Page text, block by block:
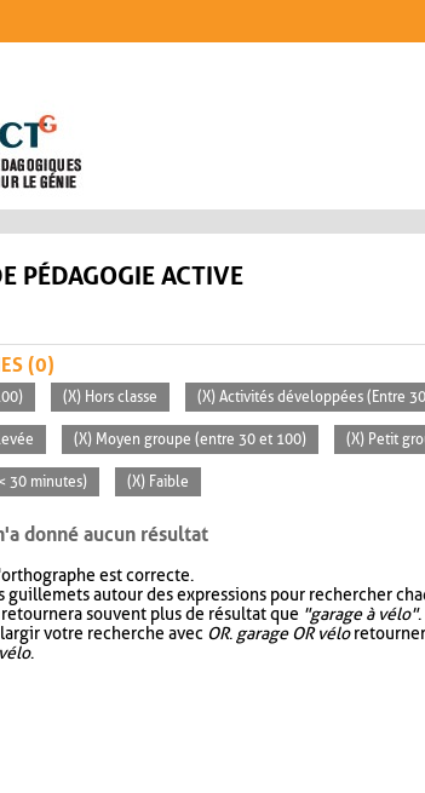
PÉDAGOGIE ACTIVE
(0)
(X) Hors classe (X) Activités développées (Entre
(X) Moyen groupe (entre 30 et 100) (X) Petit
30 minutes) (X) Faible
donné aucun résultat
est correcte.
guillemets autour des expressions pour rechercher
souvent plus de résultat que "garage à vélo".
votre recherche avec OR. garage OR vélo
.